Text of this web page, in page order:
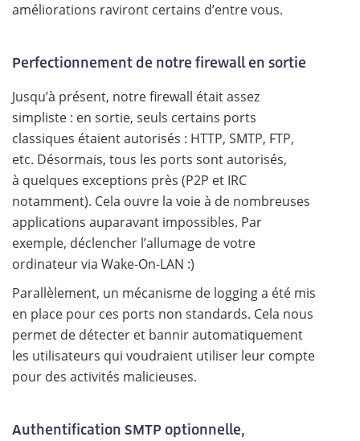
améliorations raviront certains d’entre vous.
Perfectionnement de notre firewall en sortie
Jusqu’à présent, notre firewall était assez
simpliste : en sortie, seuls certains ports
classiques étaient autorisés : HTTP, SMTP, FTP,
etc. Désormais, tous les ports sont autorisés,
à quelques exceptions près (P2P et IRC
notamment). Cela ouvre la voie à de nombreuses
applications auparavant impossibles. Par
exemple, déclencher l’allumage de votre
ordinateur via Wake-On-LAN :)
Parallèlement, un mécanisme de logging a été mis
en place pour ces ports non standards. Cela nous
permet de détecter et bannir automatiquement
les utilisateurs qui voudraient utiliser leur compte
pour des activités malicieuses.
Authentification SMTP optionnelle,